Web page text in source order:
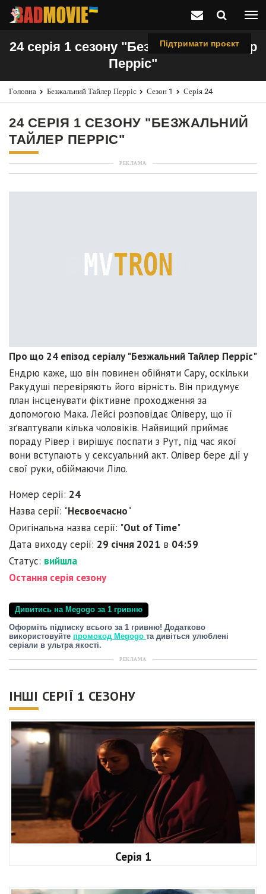
Підтримати проєкт
24 серія 1 сезону "Безжальний Тайлер
Перріс"
Головна Безжальний Тайлер Перріс Сезон 1 Серія 24
24 СЕРІЯ 1 СЕЗОНУ "БЕЗЖАЛЬНИЙ
ТАЙЛЕР ПЕРРІС"
РЕКЛАМА
Про що 24 епізод серіалу "Безжальний Тайлер Перріс"
Ендрю каже, що він повинен обійняти Сару, оскільки
Ракудуші перевіряють його вірність. Він придумує
план інсценувати фіктивне проходження за
допомогою Мака. Лейсі розповідає Оліверу, що її
зґвалтували кілька чоловіків. Найвищий приймає
пораду Рівер і вирішує поспати з Рут, під час якої
вони вступають у сексуальний акт. Олівер бере дії у
свої руки, обіймаючи Ліло.
Номер серії: 24
Назва серії: "Несвоєчасно"
Оригінальна назва серії: "Out of Time"
Дата виходу серії: 29 січня 2021 в 04:59
Статус: вийшла
Остання серія сезону
Дивитись на Megogo за 1 гривню
Оформіть підписку всього за 1 гривню! Додатково
використовуйте промокод Megogo та дивіться улюблені
серіали в ультра якості.
РЕКЛАМА
ІНШІ СЕРІЇ 1 СЕЗОНУ
Серія 1